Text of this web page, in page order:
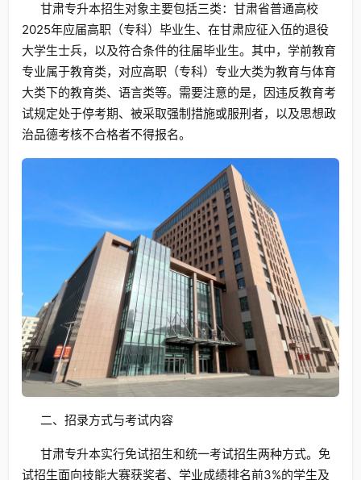
甘肃专升本招生对象主要包括三类：甘肃省普通高校
2025年应届高职（专科）毕业生、在甘肃应征入伍的退役
大学生士兵，以及符合条件的往届毕业生。其中，学前教育
专业属于教育类，对应高职（专科）专业大类为教育与体育
大类下的教育类、语言类等。需要注意的是，因违反教育考
试规定处于停考期、被采取强制措施或服刑者，以及思想政
治品德考核不合格者不得报名。
二、招录方式与考试内容
甘肃专升本实行免试招生和统一考试招生两种方式。免
试招生面向技能大赛获奖者、学业成绩排名前3%的学生及